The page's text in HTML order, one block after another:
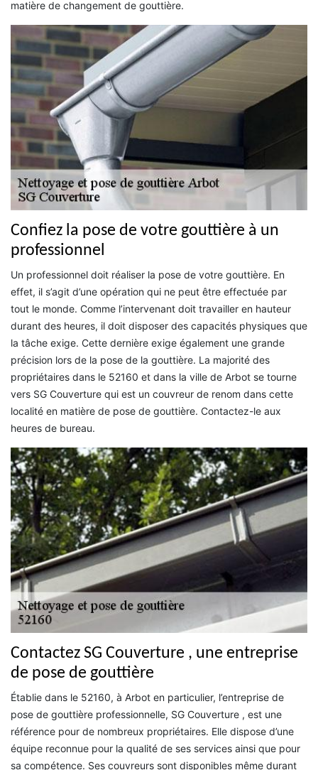
matière de changement de gouttière.
Confiez la pose de votre gouttière à un
professionnel
Un professionnel doit réaliser la pose de votre gouttière. En
effet, il s’agit d’une opération qui ne peut être effectuée par
tout le monde. Comme l’intervenant doit travailler en hauteur
durant des heures, il doit disposer des capacités physiques que
la tâche exige. Cette dernière exige également une grande
précision lors de la pose de la gouttière. La majorité des
propriétaires dans le 52160 et dans la ville de Arbot se tourne
vers SG Couverture qui est un couvreur de renom dans cette
localité en matière de pose de gouttière. Contactez-le aux
heures de bureau.
Contactez SG Couverture , une entreprise
de pose de gouttière
Établie dans le 52160, à Arbot en particulier, l’entreprise de
pose de gouttière professionnelle, SG Couverture , est une
référence pour de nombreux propriétaires. Elle dispose d’une
équipe reconnue pour la qualité de ses services ainsi que pour
sa compétence. Ses couvreurs sont disponibles même durant